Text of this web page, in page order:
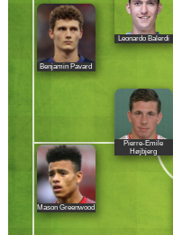
Benjamin Pavard
Leonardo Balerdi
Pierre-Emile
Højbjerg
Mason Greenwood